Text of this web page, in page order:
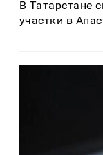
В Татарстане
участки в